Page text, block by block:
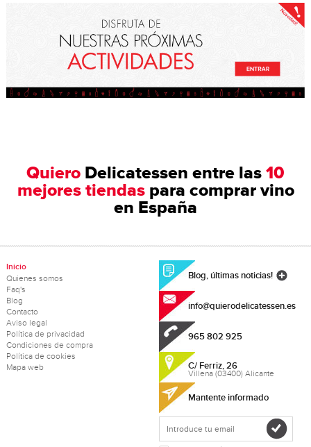
Quiero Delicatessen entre las10
mejores tiendaspara comprar vino
en España
Inicio
Quienes somos
Faq's
Blog
Contacto
Aviso legal
Política de privacidad
Condiciones de compra
Política de cookies
Mapa web
Blog, últimas noticias!
info@quierodelicatessen.es
965 802 925
C/ Ferriz, 26
Villena (03400) Alicante
Mantente informado